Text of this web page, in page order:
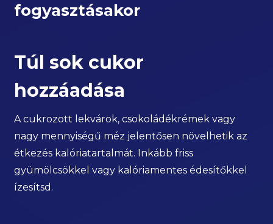
fogyasztásakor
Túl sok cukor
hozzáadása
A cukrozott lekvárok, csokoládékrémek vagy
nagy mennyiségű méz jelentősen növelhetik az
étkezés kalóriatartalmát. Inkább friss
gyümölcsökkel vagy kalóriamentes édesítőkkel
ízesítsd.